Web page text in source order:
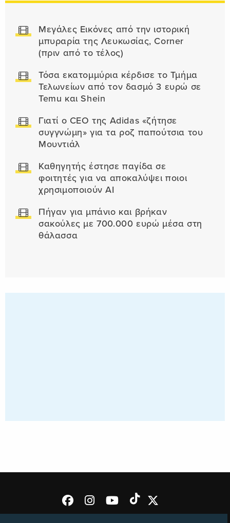
Μεγάλες Εικόνες από την ιστορική
μπυραρία της Λευκωσίας, Corner
(πριν από το τέλος)
Τόσα εκατομμύρια κέρδισε το Τμήμα
Τελωνείων από τον δασμό 3 ευρώ σε
Temu και Shein
Γιατί ο CEO της Adidas «ζήτησε
συγγνώμη» για τα ροζ παπούτσια του
Μουντιάλ
Καθηγητής έστησε παγίδα σε
φοιτητές για να αποκαλύψει ποιοι
χρησιμοποιούν AI
Πήγαν για μπάνιο και βρήκαν
σακούλες με 700.000 ευρώ μέσα στη
θάλασσα